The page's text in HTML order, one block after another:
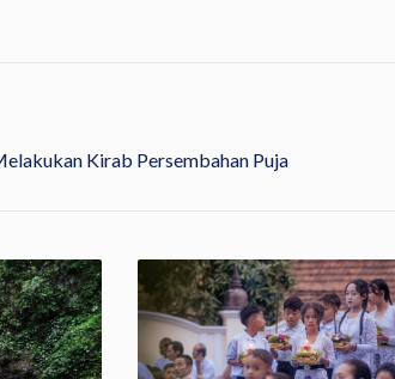
Kirab Persembahan Puja